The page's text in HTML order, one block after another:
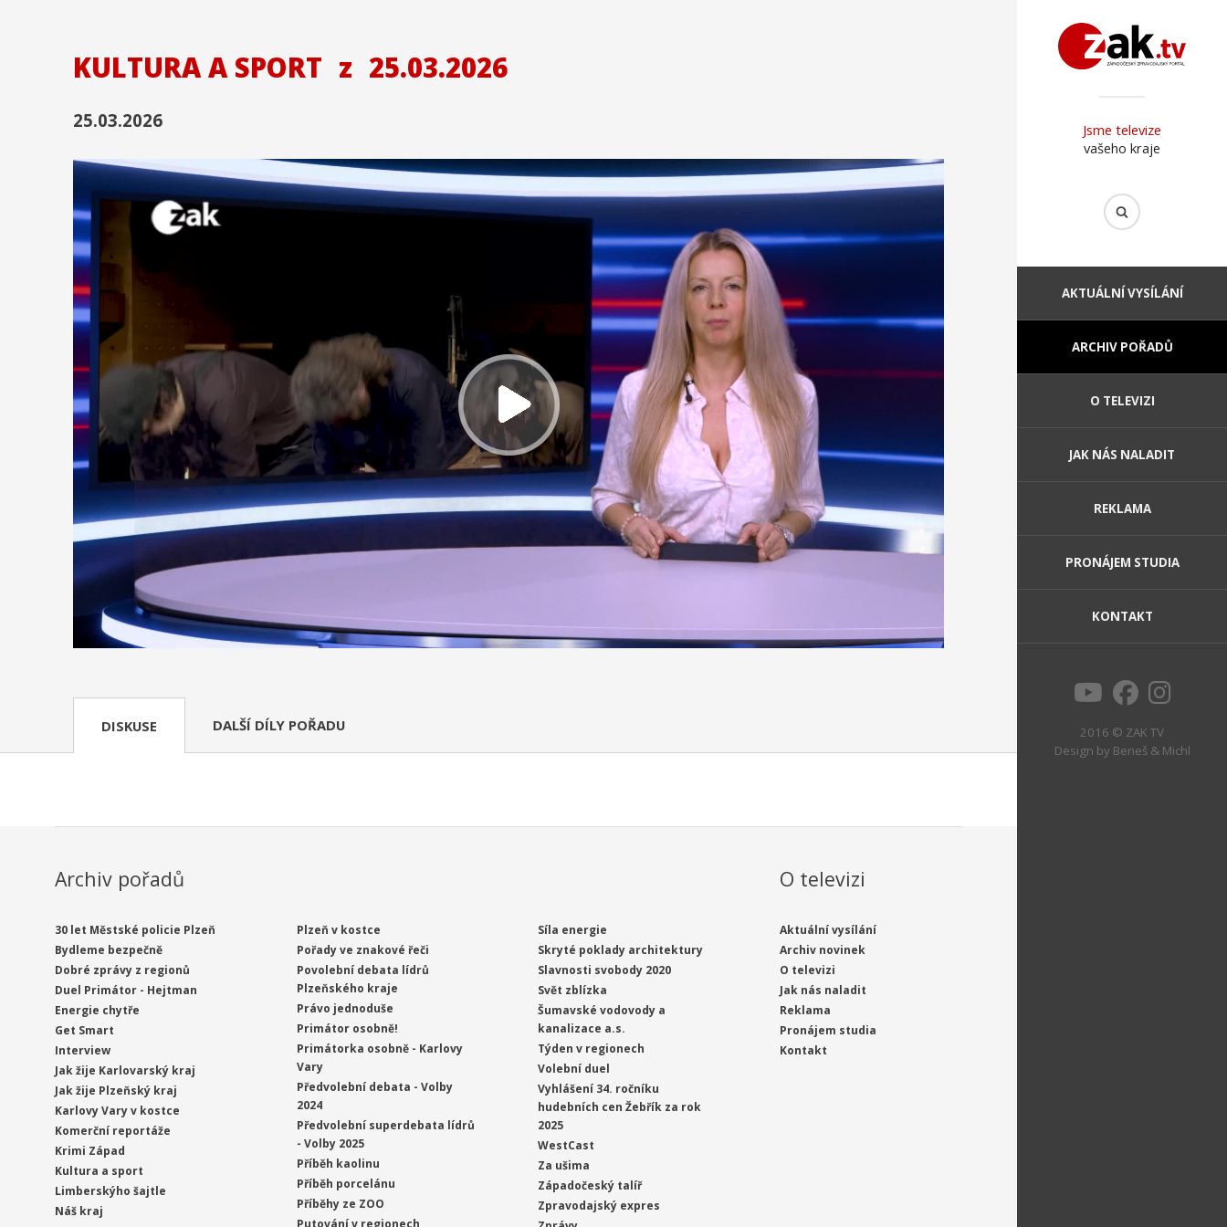
Jsme televize
vašeho kraje
AKTUÁLNÍ VYSÍLÁNÍ
ARCHIV POŘADŮ
O TELEVIZI
JAK NÁS NALADIT
REKLAMA
PRONÁJEM STUDIA
KONTAKT
2016 © ZAK TV
Design by Beneš & Michl
KULTURA A SPORT z 25.03.2026
25.03.2026
DISKUSE DALŠÍ DÍLY POŘADU
Archiv pořadů
30 let Městské policie Plzeň
Bydleme bezpečně
Dobré zprávy z regionů
Duel Primátor - Hejtman
Energie chytře
Get Smart
Interview
Jak žije Karlovarský kraj
Jak žije Plzeňský kraj
Karlovy Vary v kostce
Komerční reportáže
Krimi Západ
Kultura a sport
Limberskýho šajtle
Náš kraj
Plzeň v kostce
Pořady ve znakové řeči
Povolební debata lídrů
Plzeňského kraje
Právo jednoduše
Primátor osobně!
Primátorka osobně - Karlovy
Vary
Předvolební debata - Volby
2024
Předvolební superdebata lídrů
- Volby 2025
Příběh kaolinu
Příběh porcelánu
Příběhy ze ZOO
Síla energie
Skryté poklady architektury
Slavnosti svobody 2020
Svět zblízka
Šumavské vodovody a
kanalizace a.s.
Týden v regionech
Volební duel
Vyhlášení 34. ročníku
hudebních cen Žebřík za rok
2025
WestCast
Za ušima
Západočeský talíř
Zpravodajský expres
O televizi
Aktuální vysílání
Archiv novinek
O televizi
Jak nás naladit
Reklama
Pronájem studia
Kontakt